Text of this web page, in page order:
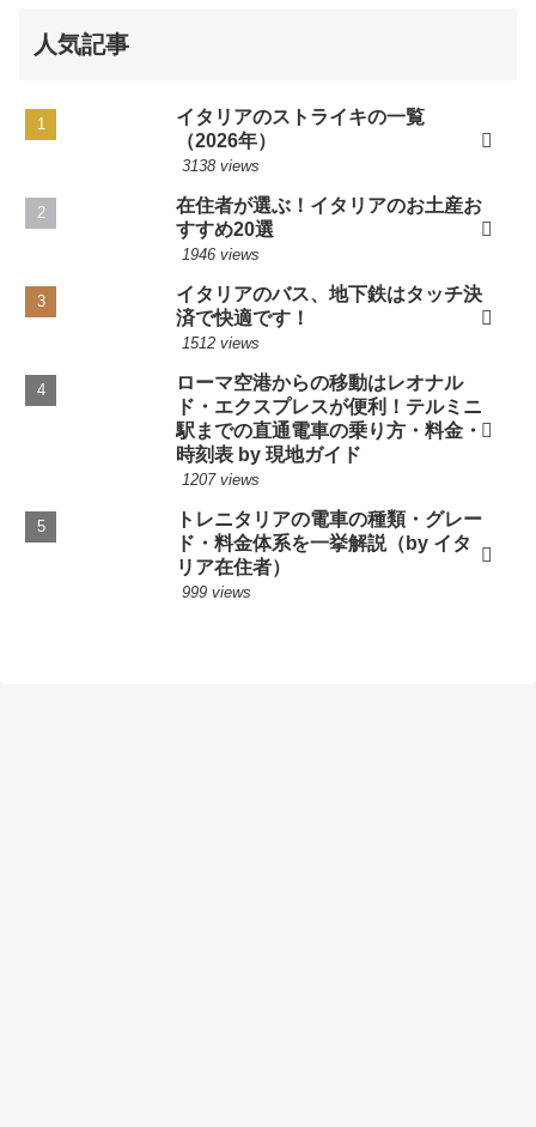
人気記事
イタリアのストライキの一覧
（2026年）
3138 views
在住者が選ぶ！イタリアのお土産お
すすめ20選
1946 views
イタリアのバス、地下鉄はタッチ決
済で快適です！
1512 views
ローマ空港からの移動はレオナル
ド・エクスプレスが便利！テルミニ
駅までの直通電車の乗り方・料金・
時刻表 by 現地ガイド
1207 views
トレニタリアの電車の種類・グレー
ド・料金体系を一挙解説（by イタ
リア在住者）
999 views